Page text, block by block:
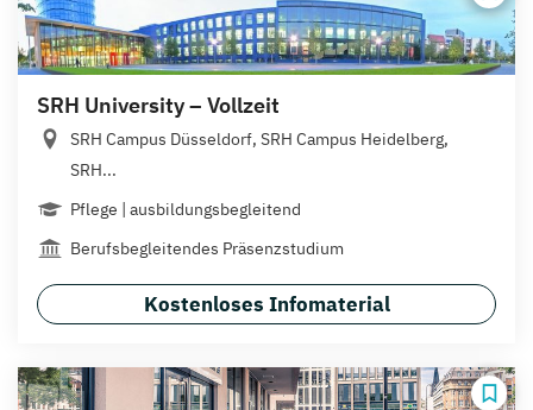
SRH University – Vollzeit
SRH Campus Düsseldorf, SRH Campus Heidelberg,
SRH...
Pflege | ausbildungsbegleitend
Berufsbegleitendes Präsenzstudium
Kostenloses Infomaterial